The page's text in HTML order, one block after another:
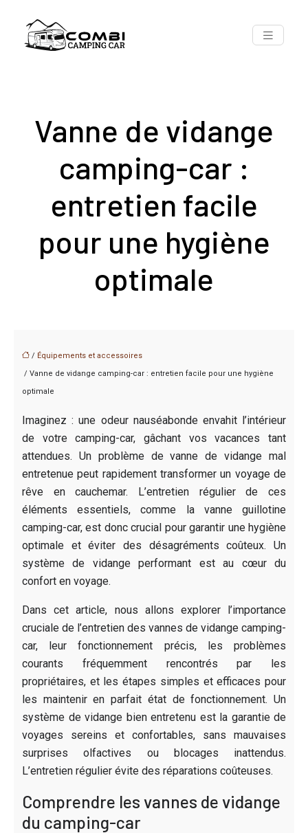
Vanne de vidange
camping-car :
entretien facile
pour une hygiène
optimale
/ Équipements et accessoires
/ Vanne de vidange camping-car : entretien facile pour une hygiène
optimale
Imaginez : une odeur nauséabonde envahit l’intérieur
de votre camping-car, gâchant vos vacances tant
attendues. Un problème de vanne de vidange mal
entretenue peut rapidement transformer un voyage de
rêve en cauchemar. L’entretien régulier de ces
éléments essentiels, comme la vanne guillotine
camping-car, est donc crucial pour garantir une hygiène
optimale et éviter des désagréments coûteux. Un
système de vidange performant est au cœur du
confort en voyage.
Dans cet article, nous allons explorer l’importance
cruciale de l’entretien des vannes de vidange camping-
car, leur fonctionnement précis, les problèmes
courants fréquemment rencontrés par les
propriétaires, et les étapes simples et efficaces pour
les maintenir en parfait état de fonctionnement. Un
système de vidange bien entretenu est la garantie de
voyages sereins et confortables, sans mauvaises
surprises olfactives ou blocages inattendus.
L’entretien régulier évite des réparations coûteuses.
Comprendre les vannes de vidange
du camping-car